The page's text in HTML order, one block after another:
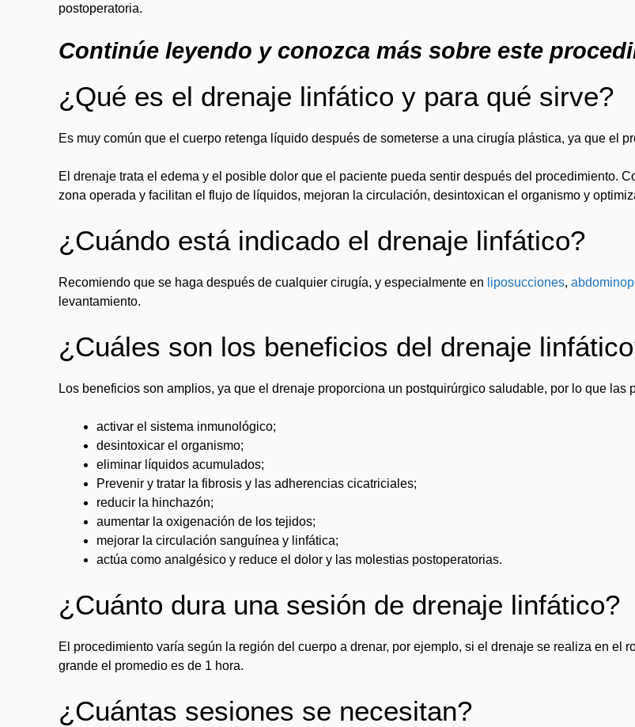
postoperatoria.
Continúe leyendo y conozca más sobre este
¿Qué es el drenaje linfático y para qué sirve?
Es muy común que el cuerpo retenga líquido después de someterse a una cirugía plástica, ya que el
El drenaje trata el edema y el posible dolor que el paciente pueda sentir después del procedimiento.
zona operada y facilitan el flujo de líquidos, mejoran la circulación, desintoxican el organismo y
¿Cuándo está indicado el drenaje linfático?
Recomiendo que se haga después de cualquier cirugía, y especialmente en liposucciones,
levantamiento.
¿Cuáles son los beneficios del drenaje
Los beneficios son amplios, ya que el drenaje proporciona un postquirúrgico saludable, por lo que las
activar el sistema inmunológico;
desintoxicar el organismo;
eliminar líquidos acumulados;
Prevenir y tratar la fibrosis y las adherencias cicatriciales;
reducir la hinchazón;
aumentar la oxigenación de los tejidos;
mejorar la circulación sanguínea y linfática;
actúa como analgésico y reduce el dolor y las molestias postoperatorias.
¿Cuánto dura una sesión de drenaje linfático?
El procedimiento varía según la región del cuerpo a drenar, por ejemplo, si el drenaje se realiza en el
grande el promedio es de 1 hora.
¿Cuántas sesiones se necesitan?